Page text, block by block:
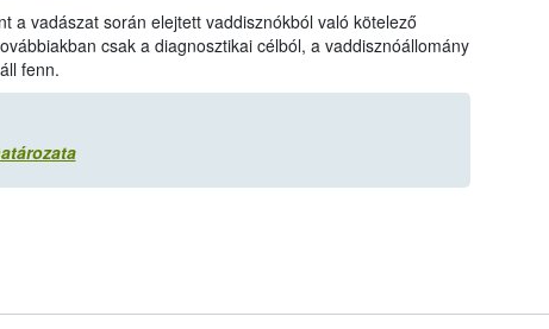
a vadászat során elejtett vaddisznókból való kötelező
csak a diagnosztikai célból, a vaddisznóállomány
fenn.